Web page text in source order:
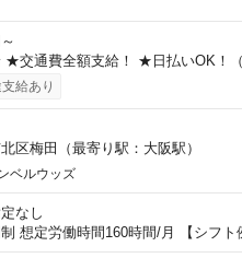
★交通費全額支給！ ★日払いOK！
給あり
区梅田（最寄り駅：大阪駅）
ベルウッズ
なし
想定労働時間160時間/月 【シフト